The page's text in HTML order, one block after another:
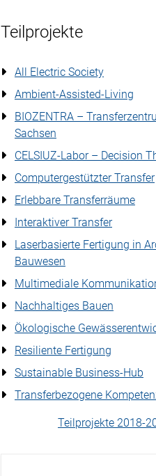
Teilprojekte
All Electric Society
Ambient-Assisted-Living
BIOZENTRA –
Sachsen
CELSIUZ-Labor – Decision
Computergestützter Transfer
Erlebbare Transferräume
Interaktiver Transfer
Laserbasierte Fertigung in
Bauwesen
Multimediale
Nachhaltiges Bauen
Ökologische
Resiliente Fertigung
Sustainable Business-Hub
Transferbezogene
Teilprojekte 2018-